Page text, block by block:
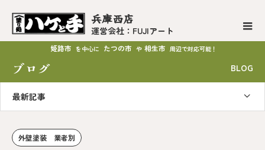
兵庫西店
運営会社：FUJIアート
姫路市 を中心に たつの市 や 相生市 周辺で対応可能！
ブログ BLOG
最新記事
外壁塗装 業者別